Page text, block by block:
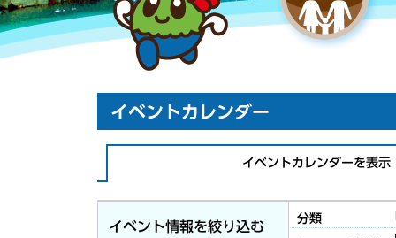
イベントカレンダー
イベントカレンダーを表示
イベント情報を絞り込む
分類